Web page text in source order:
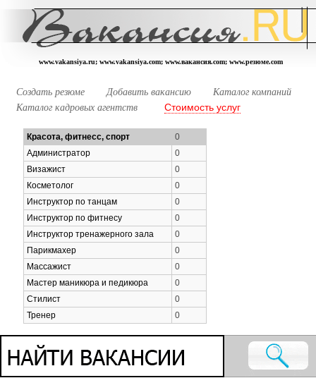
www.vakansiya.ru; www.vakansiya.com; www.вакансия.com; www.резюме.com
Создать резюме Добавить вакансию
Каталог компаний
Каталог кадровых агентств
Стоимость услуг
Красота, фитнесс, спорт
0
Администратор
0
Визажист
0
Косметолог
0
Инструктор по танцам
0
Инструктор по фитнесу
0
Инструктор тренажерного зала
0
Парикмахер
0
Массажист
0
Мастер маникюра и педикюра
0
Стилист
0
Тренер
0